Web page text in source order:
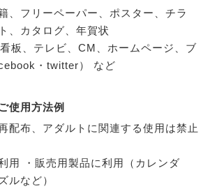
、フリーペーパー、ポスター、チラ
、カタログ、年賀状
板、テレビ、CM、ホームページ、ブ
・twitter） など
使用方法例
配布、アダルトに関連する使用は禁止
用 ・販売用製品に利用（カレンダ
ルなど）